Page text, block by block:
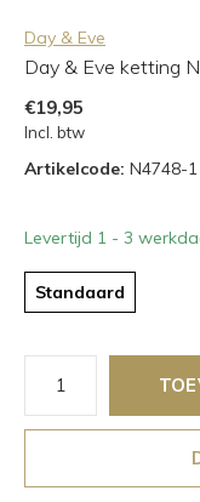
Day & Eve
Day & Eve ketting
€19,95
Incl. btw
Artikelcode: N4748-1
Levertijd 1 - 3
Standaard